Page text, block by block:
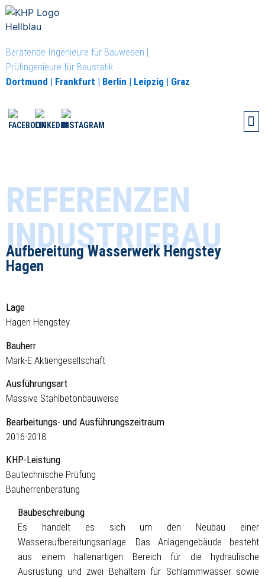
Beratende Ingenieure für Bauwesen |
Prüfingenieure für Baustatik
Dortmund | Frankfurt | Berlin | Leipzig | Graz
REFERENZEN
INDUSTRIEBAU
Aufbereitung Wasserwerk Hengstey
Hagen
Lage
Hagen Hengstey
Bauherr
Mark-E Aktiengesellschaft
Ausführungsart
Massive Stahlbetonbauweise
Bearbeitungs- und Ausführungszeitraum
2016-2018
KHP-Leistung
Bautechnische Prüfung
Bauherrenberatung
Baubeschreibung
Es handelt es sich um den Neubau einer
Wasseraufbereitungsanlage. Das Anlagengebäude besteht
aus einem hallenartigen Bereich für die hydraulische
Ausrüstung und zwei Behältern für Schlammwasser sowie